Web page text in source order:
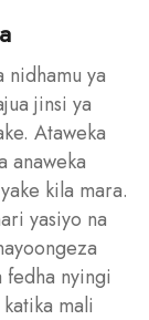
nidhamu ya
jinsi ya
Ataweka
anaweka
kila mara.
yasiyo na
fedha nyingi
mali